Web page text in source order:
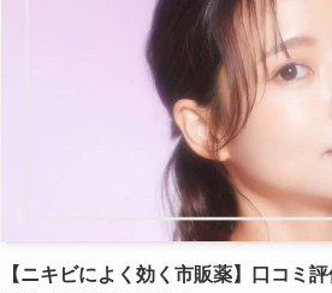
【ニキビによく効く市販薬】口コミ